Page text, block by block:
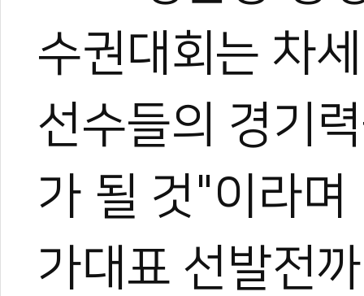
수권대회는 차
선수들의 경기
가 될 것"이라
가대표 선발전
KTA 격파 대표
[기고] 품새 판정
이대훈·나태주
102세 어르신